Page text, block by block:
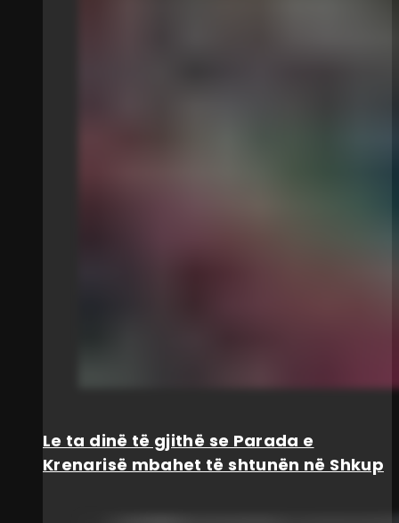
Le ta dinë të gjithë se Parada e
Krenarisë mbahet të shtunën në Shkup